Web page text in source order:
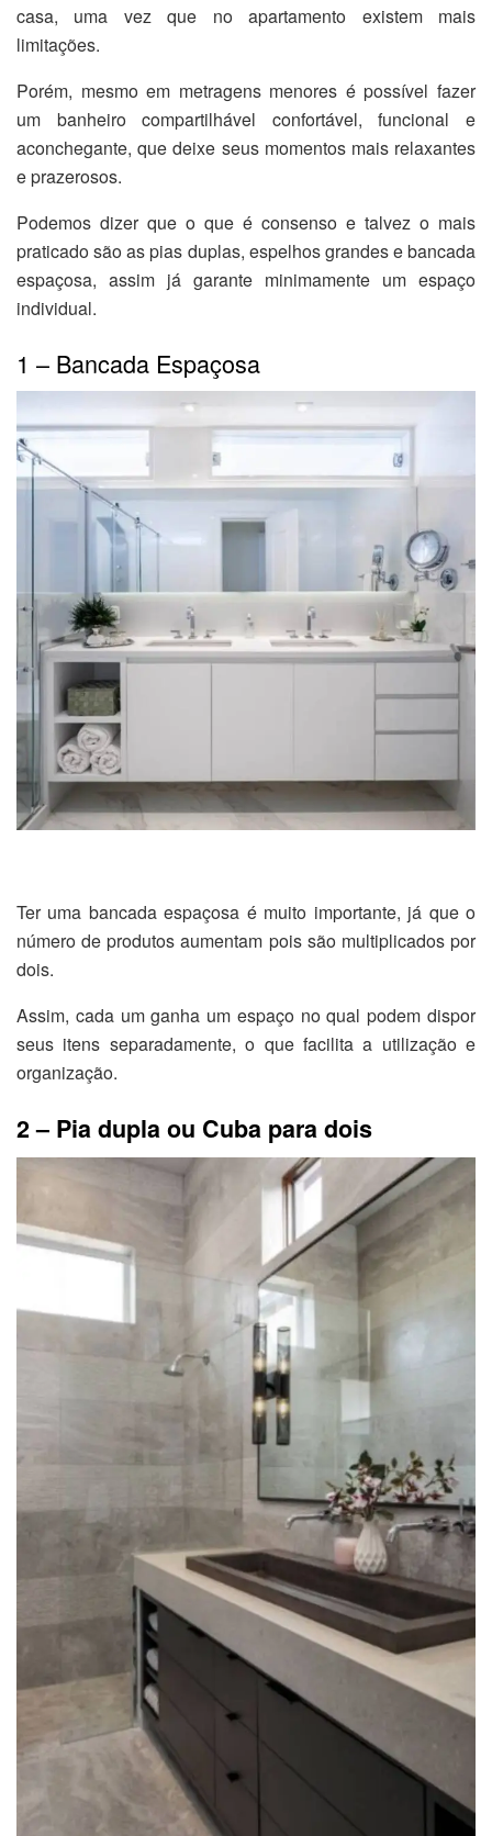
casa, uma vez que no apartamento existem mais
limitações.
Porém, mesmo em metragens menores é possível fazer
um banheiro compartilhável confortável, funcional e
aconchegante, que deixe seus momentos mais relaxantes
e prazerosos.
Podemos dizer que o que é consenso e talvez o mais
praticado são as pias duplas, espelhos grandes e bancada
espaçosa, assim já garante minimamente um espaço
individual.
1 – Bancada Espaçosa
Ter uma bancada espaçosa é muito importante, já que o
número de produtos aumentam pois são multiplicados por
dois.
Assim, cada um ganha um espaço no qual podem dispor
seus itens separadamente, o que facilita a utilização e
organização.
2 – Pia dupla ou Cuba para dois